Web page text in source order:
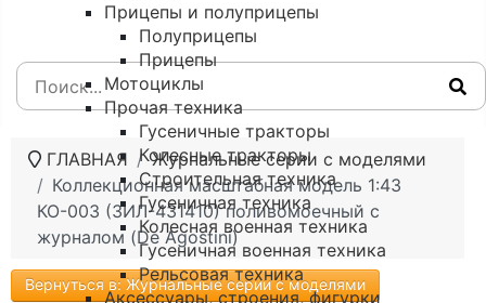
Прицепы и полуприцепы
Полуприцепы
Прицепы
Мотоциклы
Прочая техника
Гусеничные тракторы
Колесные тракторы
Строительная техника
Гусеничная техника
Колесная военная техника
Гусеничная военная техника
Рельсовая техника
Аксессуары, строения, фигурки
ГЛАВНАЯ
Журнальные серии с моделями
Коллекционная масштабная модель 1:43
КО-003 (ЗИЛ-431410) поливомоечный с
журналом (De Agostini)
Вернуться в: Журнальные серии с моделями